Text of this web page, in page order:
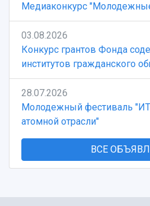
Медиаконкурс
03.08.2026
Конкурс грантов Фонда
институтов гражданского
28.07.2026
Молодежный фестиваль
атомной отрасли"
ВСЕ